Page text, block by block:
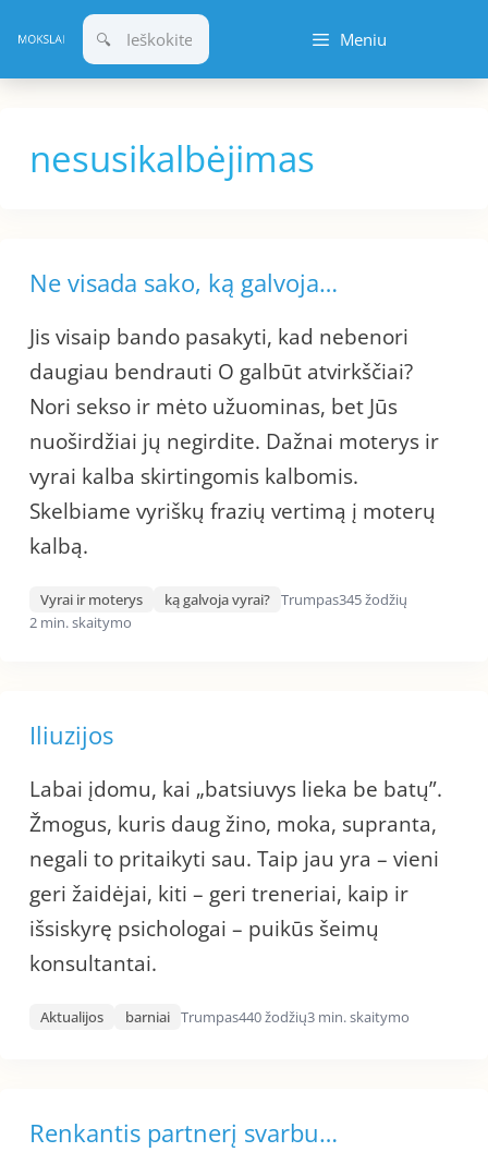
prie
turinio
Meniu
nesusikalbėjimas
Ne visada sako, ką galvoja…
Jis visaip bando pasakyti, kad nebenori
daugiau bendrauti O galbūt atvirkščiai?
Nori sekso ir mėto užuominas, bet Jūs
nuoširdžiai jų negirdite. Dažnai moterys ir
vyrai kalba skirtingomis kalbomis.
Skelbiame vyriškų frazių vertimą į moterų
kalbą.
Vyrai ir moterys ką galvoja vyrai? Trumpas345 žodžių
2 min. skaitymo
Iliuzijos
Labai įdomu, kai „batsiuvys lieka be batų”.
Žmogus, kuris daug žino, moka, supranta,
negali to pritaikyti sau. Taip jau yra – vieni
geri žaidėjai, kiti – geri treneriai, kaip ir
išsiskyrę psichologai – puikūs šeimų
konsultantai.
Aktualijos barniai Trumpas440 žodžių3 min. skaitymo
Renkantis partnerį svarbu…